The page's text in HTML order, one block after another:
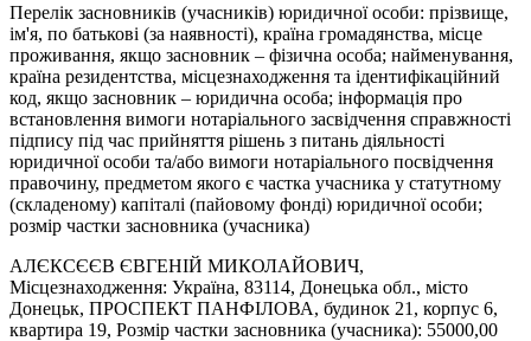
Перелік засновників (учасників) юридичної особи: прізвище,
ім'я, по батькові (за наявності), країна громадянства, місце
проживання, якщо засновник – фізична особа; найменування,
країна резидентства, місцезнаходження та ідентифікаційний
код, якщо засновник – юридична особа; інформація про
встановлення вимоги нотаріального засвідчення справжності
підпису під час прийняття рішень з питань діяльності
юридичної особи та/або вимоги нотаріального посвідчення
правочину, предметом якого є частка учасника у статутному
(складеному) капіталі (пайовому фонді) юридичної особи;
розмір частки засновника (учасника)
АЛЄКСЄЄВ ЄВГЕНІЙ МИКОЛАЙОВИЧ,
Місцезнаходження: Україна, 83114, Донецька обл., місто
Донецьк, ПРОСПЕКТ ПАНФІЛОВА, будинок 21, корпус 6,
квартира 19, Розмір частки засновника (учасника): 55000,00